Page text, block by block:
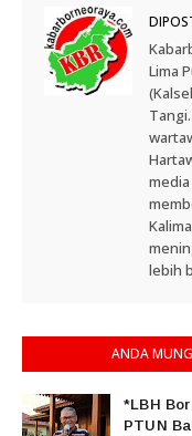
Lima
lebih
ANDA
*LBH
PTUN